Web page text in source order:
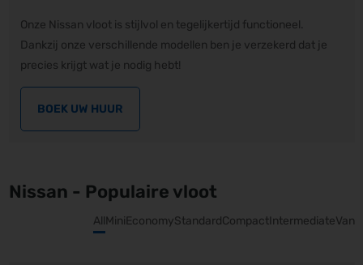
Onze Nissan vloot is stijlvol en tegelijkertijd functioneel.
Dankzij onze verschillende modellen ben je verzekerd dat je
precies krijgt wat je nodig hebt!
BOEK UW HUUR
Nissan - Populaire vloot
AllMiniEconomyStandardCompactIntermediateVan